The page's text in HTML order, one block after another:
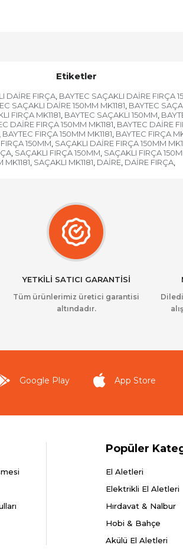
Etiketler
DAİRE FIRÇA, BAYTEC SAÇAKLI DAİRE FIRÇA
SAÇAKLI DAİRE 150MM MK1181, BAYTEC
FIRÇA MK1181, BAYTEC SAÇAKLI 150MM,
DAİRE FIRÇA 150MM MK1181, BAYTEC DAİRE
, BAYTEC FIRÇA 150MM MK1181, BAYTEC FIRÇA
150MM, SAÇAKLI DAİRE FIRÇA 150MM
, SAÇAKLI FIRÇA 150MM, SAÇAKLI FIRÇA
MK1181, SAÇAKLI MK1181, DAİRE, DAİRE FIRÇA,
YETKİLİ SATICI GARANTİSİ
Tüm ürünlerimiz üretici garantisi
altındadır.
Google Play App Store
Popüler
El Aletleri
Elektrikli El Aletleri
Hırdavat & Nalbur
Hobi & Bahçe
Akülü El Aletleri